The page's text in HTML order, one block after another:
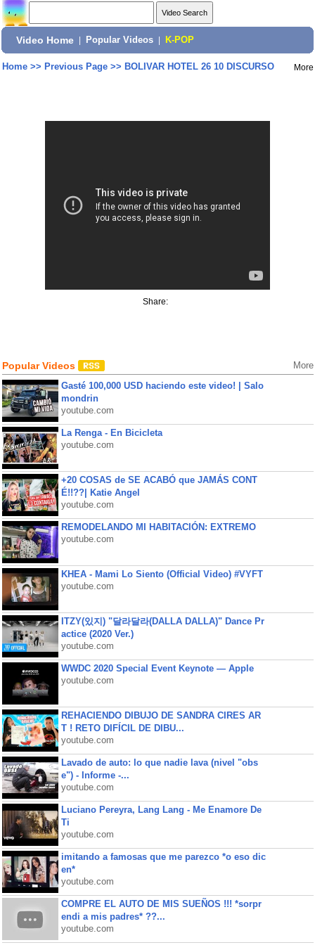
Video Home Popular Videos K-POP
Home>> Previous Page>> BOLIVAR HOTEL 26 10 DISCURSO More
Share:
Popular Videos More
Gasté 100,000 USD haciendo este video! | Salo
mondrin
youtube.com
La Renga - En Bicicleta
youtube.com
+20 COSAS de SE ACABÓ que JAMÁS CONT
É!!??| Katie Angel
youtube.com
REMODELANDO MI HABITACIÓN: EXTREMO
youtube.com
KHEA - Mami Lo Siento (Official Video) #VYFT
youtube.com
ITZY(있지) "달라달라(DALLA DALLA)" Dance Pr
actice (2020 Ver.)
youtube.com
WWDC 2020 Special Event Keynote — Apple
youtube.com
REHACIENDO DIBUJO DE SANDRA CIRES AR
T ! RETO DIFÍCIL DE DIBU...
youtube.com
Lavado de auto: lo que nadie lava (nivel "obs
e") - Informe -...
youtube.com
Luciano Pereyra, Lang Lang - Me Enamore De
Ti
youtube.com
imitando a famosas que me parezco *o eso dic
en*
youtube.com
COMPRE EL AUTO DE MIS SUEÑOS !!! *sorpr
endi a mis padres* ??...
youtube.com